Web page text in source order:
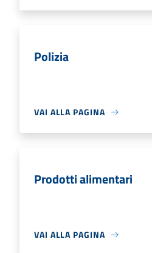
Polizia
VAI ALLA PAGINA
Prodotti alimentari
VAI ALLA PAGINA